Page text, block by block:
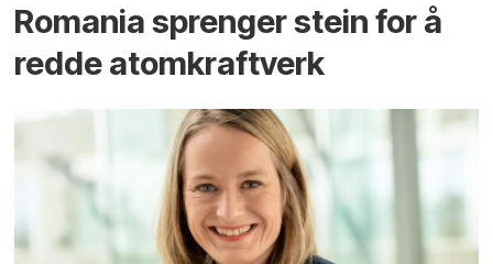
Romania sprenger stein for å
redde atomkraftverk